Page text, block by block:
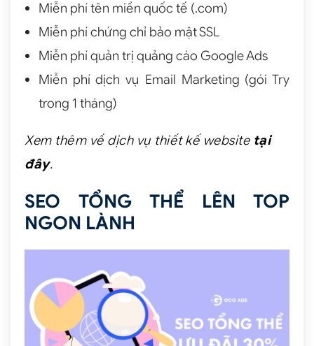
Miễn phí tên miền quốc tế (.com)
Miễn phí chứng chỉ bảo mật SSL
Miễn phí quản trị quảng cáo Google Ads
Miễn phí dịch vụ Email Marketing (gói Try
trong 1 tháng)
Xem thêm về dịch vụ thiết kế website tại
đây.
SEO TỔNG THỂ LÊN TOP
NGON LÀNH